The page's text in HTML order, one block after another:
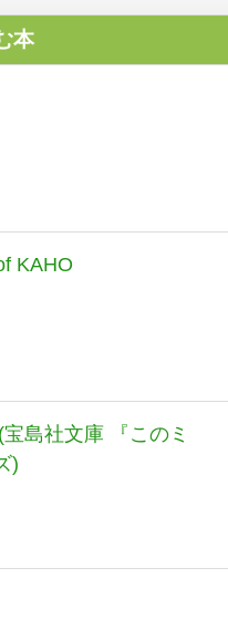
本
KAHO
島社文庫 『このミ
)